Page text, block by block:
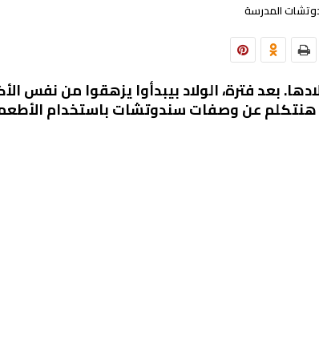
المدرسة
بعد فترة، الولاد بيبدأوا يزهقوا من نفس
هنتكلم عن وصفات سندوتشات باستخدام